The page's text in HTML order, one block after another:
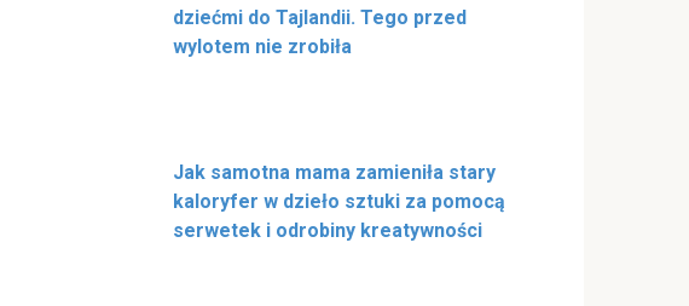
dziećmi do Tajlandii. Tego przed
wylotem nie zrobiła
Jak samotna mama zamieniła stary
kaloryfer w dzieło sztuki za pomocą
serwetek i odrobiny kreatywności